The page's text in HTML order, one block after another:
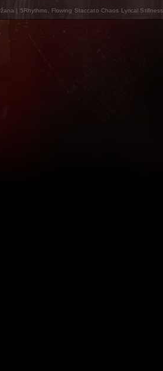
| 5Rhythms, Flowing Staccato Chaos Lyrical